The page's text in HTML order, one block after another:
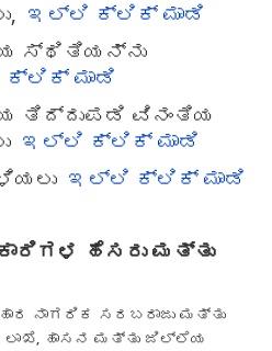
ಇಲ್ಲಿ ಕ್ಲಿಕ್ ಮಾಡಿ
ಸ್ಥಿತಿಯನ್ನು
ಮಾಡಿ
ತಿದ್ದುಪಡಿ ವಿನಂತಿಯ
ಇಲ್ಲಿ ಕ್ಲಿಕ್ ಮಾಡಿ
ಇಲ್ಲಿ ಕ್ಲಿಕ್ ಮಾಡಿ
ಹೆಸರು ಮತ್ತು
ನಾಗರಿಕ ಸರಬರಾಜು ಮತ್ತು
ಹಾಸನ ಮತ್ತು ಜಿಲ್ಲೆಯ